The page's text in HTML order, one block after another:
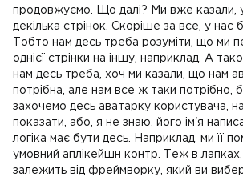
продовжуємо. Що далі? Ми вже казали,
декілька стрінок. Скоріше за все, у нас
Тобто нам десь треба розуміти, що ми
однієї стрінки на іншу, наприклад. А
нам десь треба, хоч ми казали, що нам
потрібна, але нам все ж таки потрібно,
захочемо десь аватарку користувача,
показати, або, я не знаю, його ім'я
логіка має бути десь. Наприклад, ми її
умовний аплікейшн контр. Теж в
залежить від фреймворку, який ви